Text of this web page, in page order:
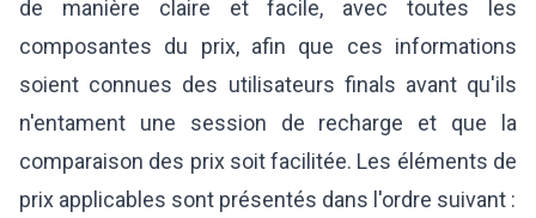
de manière claire et facile, avec toutes les
composantes du prix, afin que ces informations
soient connues des utilisateurs finals avant qu'ils
n'entament une session de recharge et que la
comparaison des prix soit facilitée. Les éléments de
prix applicables sont présentés dans l'ordre suivant :